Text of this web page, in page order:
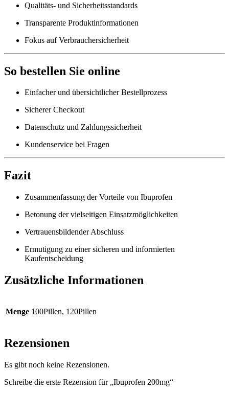
Qualitäts- und Sicherheitsstandards
Transparente Produktinformationen
Fokus auf Verbrauchersicherheit
So bestellen Sie online
Einfacher und übersichtlicher Bestellprozess
Sicherer Checkout
Datenschutz und Zahlungssicherheit
Kundenservice bei Fragen
Fazit
Zusammenfassung der Vorteile von Ibuprofen
Betonung der vielseitigen Einsatzmöglichkeiten
Vertrauensbildender Abschluss
Ermutigung zu einer sicheren und informierten
Kaufentscheidung
Zusätzliche Informationen
Menge 100Pillen, 120Pillen
Rezensionen
Es gibt noch keine Rezensionen.
Schreibe die erste Rezension für „Ibuprofen 200mg“